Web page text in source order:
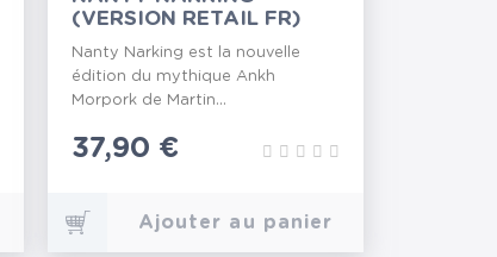
(VERSION RETAIL FR)
Nanty Narking est la nouvelle
édition du mythique Ankh
Morpork de Martin...
Prix
37,90 €
Ajouter au panier